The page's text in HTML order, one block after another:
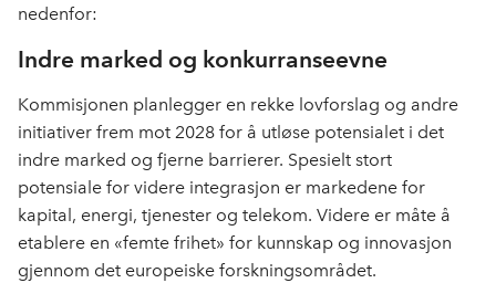
nedenfor:
Indre marked og konkurranseevne
Kommisjonen planlegger en rekke lovforslag og andre
initiativer frem mot 2028 for å utløse potensialet i det
indre marked og fjerne barrierer. Spesielt stort
potensiale for videre integrasjon er markedene for
kapital, energi, tjenester og telekom. Videre er måte å
etablere en «femte frihet» for kunnskap og innovasjon
gjennom det europeiske forskningsområdet.